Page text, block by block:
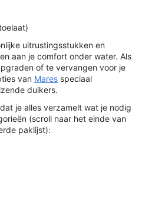
uitrustingsstukken en
aan je comfort onder water. Als
of te vervangen voor je
van Mares speciaal
duikers.
je alles verzamelt wat je nodig
(scroll naar het einde van
paklijst):